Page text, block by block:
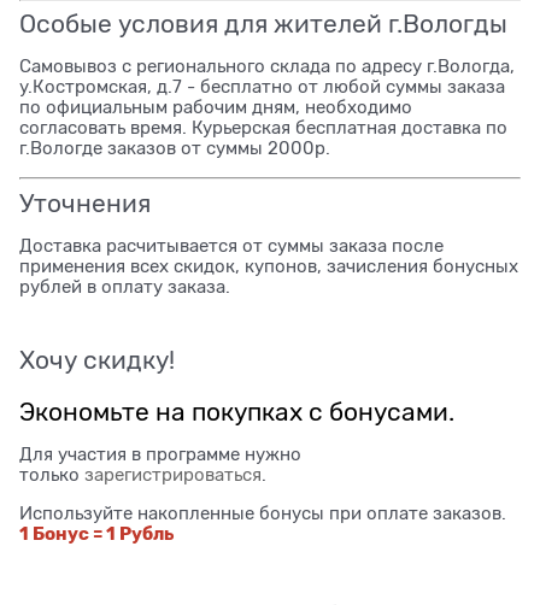
Особые условия для жителей г.Вологды
Самовывоз с регионального склада по адресу г.Вологда,
у.Костромская, д.7 - бесплатно от любой суммы заказа
по официальным рабочим дням, необходимо
согласовать время. Курьерская бесплатная доставка по
г.Вологде заказов от суммы 2000р.
Уточнения
Доставка расчитывается от суммы заказа после
применения всех скидок, купонов, зачисления бонусных
рублей в оплату заказа.
Хочу скидку!
Экономьте на покупках с бонусами.
Для участия в программе нужно
только зарегистрироваться
Используйте накопленные бонусы при оплате заказов.
1 Бонус = 1 Рубль